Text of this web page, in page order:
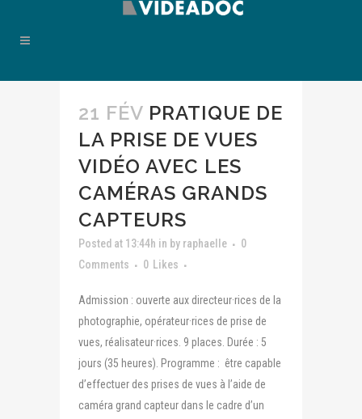
21 FÉV PRATIQUE DE
LA PRISE DE VUES
VIDÉO AVEC LES
CAMÉRAS GRANDS
CAPTEURS
Posted at 13:44h in by raphaelle
0
Comments
0 Likes
Admission : ouverte aux directeur·rices de la
photographie, opérateur·rices de prise de
vues, réalisateur·rices. 9 places. Durée : 5
jours (35 heures). Programme : être capable
d’effectuer des prises de vues à l’aide de
caméra grand capteur dans le cadre d’un